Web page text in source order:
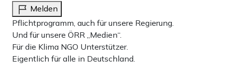
Melden
Pflichtprogramm, auch für unsere Regierung.
Und für unsere ÖRR „Medien“.
Für die Klima NGO Unterstützer.
Eigentlich für alle in Deutschland.